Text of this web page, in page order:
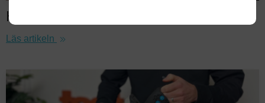
Handvärmare
Läs artikeln